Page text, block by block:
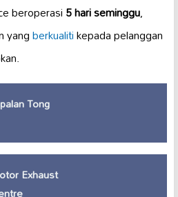
beroperasi5 hari seminggu,
yangberkualitikepada pelanggan
Tong
Exhaust